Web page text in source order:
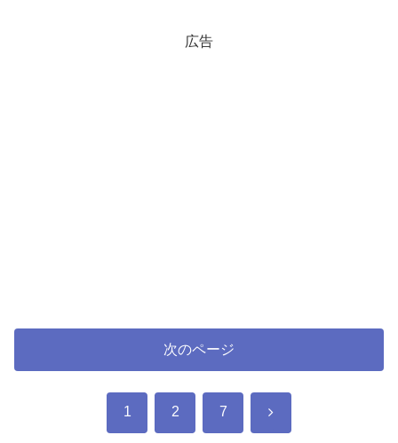
広告
次のページ
1 2 7 次